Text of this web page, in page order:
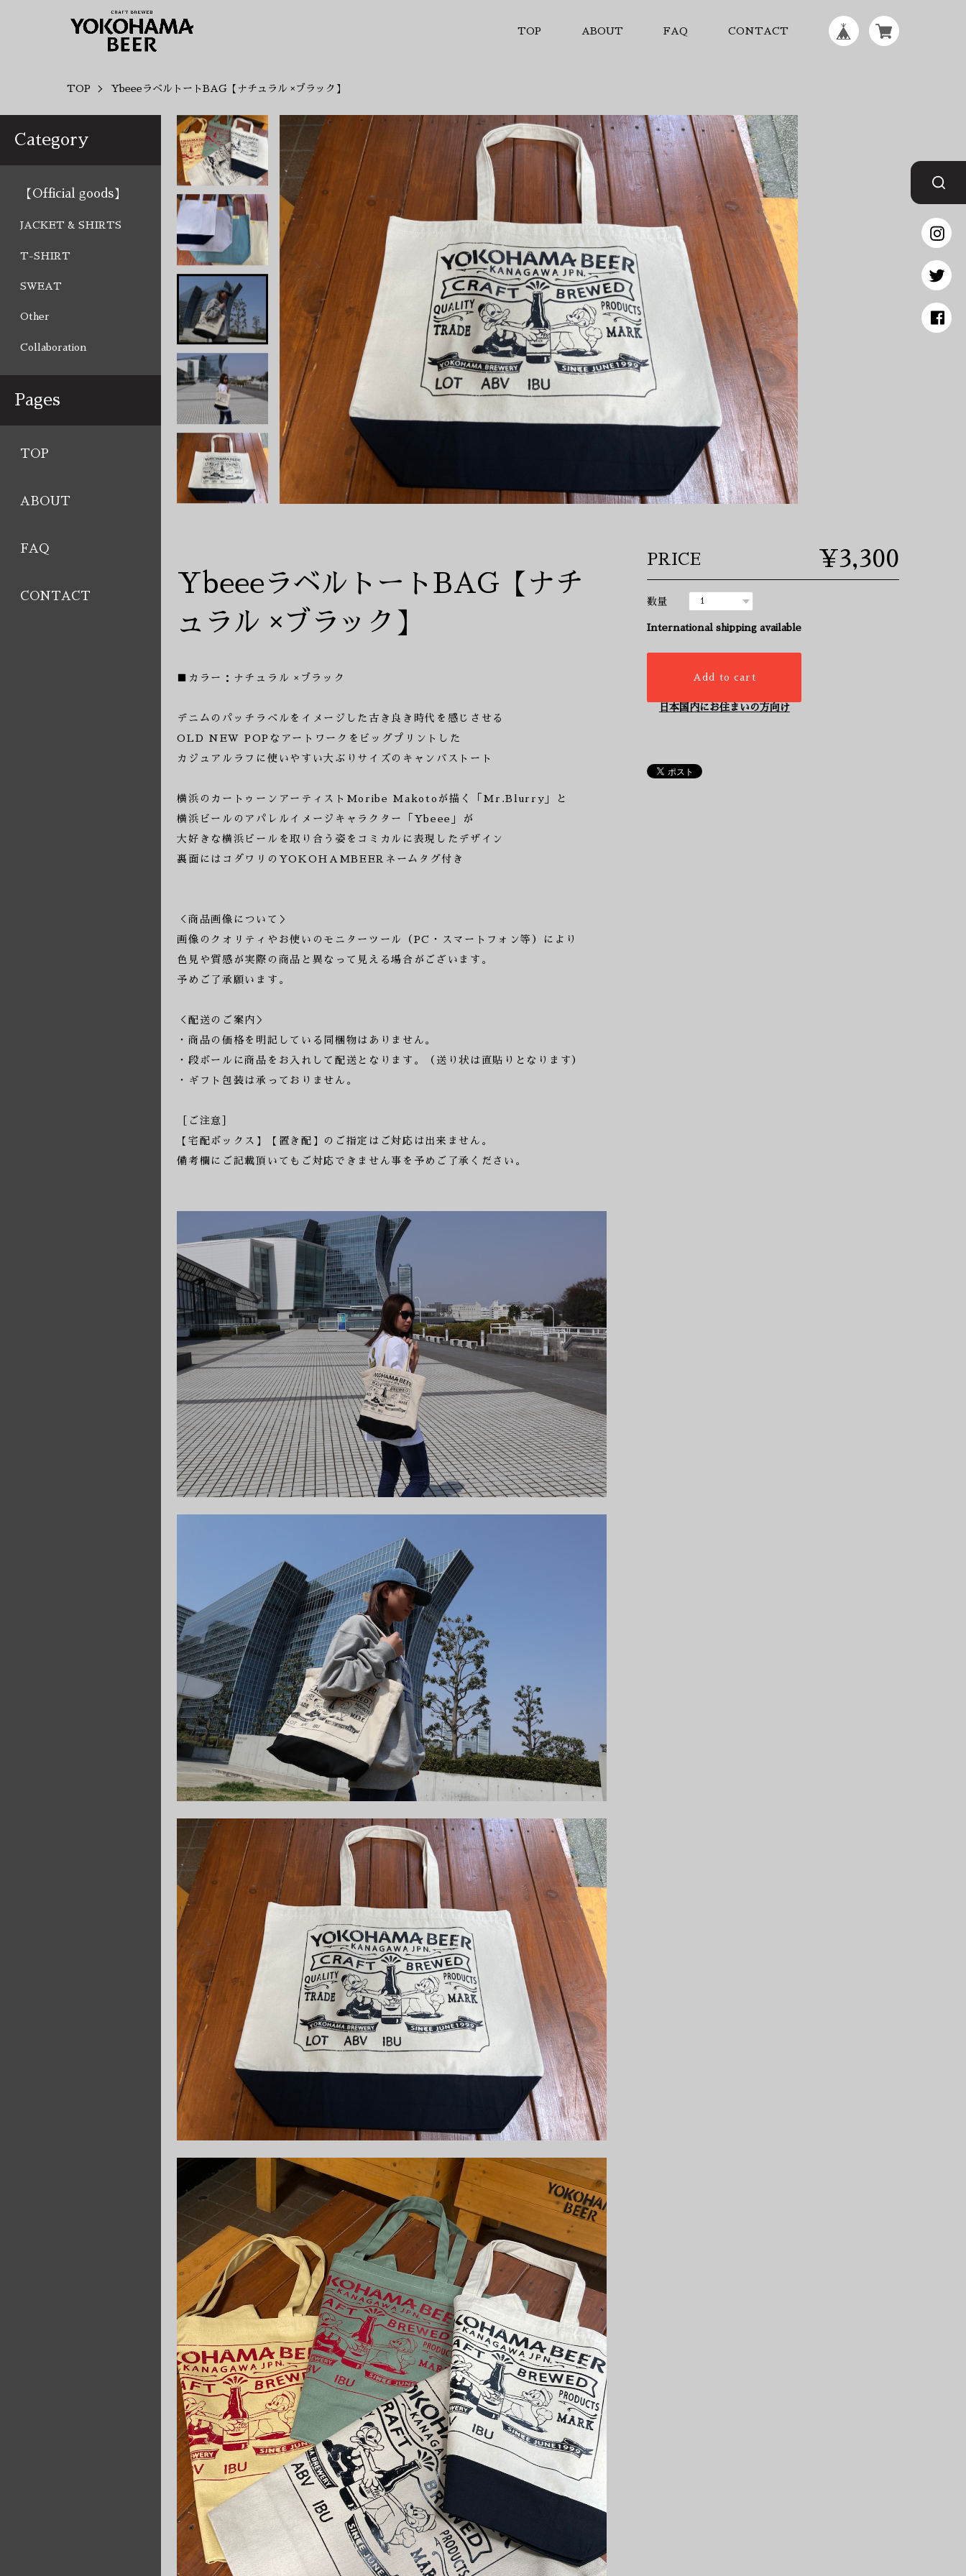
TOP ABOUT FAQ CONTACT
Pages
TOP
ABOUT
FAQ
CONTACT
Category
【Official goods】
JACKET & SHIRTS
T-SHIRT
SWEAT
Other
Collaboration
TOP YbeeeラベルトートBAG【ナチュラル ×ブラック】
YbeeeラベルトートBAG【ナチ
ュラル ×ブラック】
■カラー：ナチュラル ×ブラック
デニムのパッチラベルをイメージした古き良き時代を感じさせる
OLD NEW POPなアートワークをビッグプリントした
カジュアルラフに使いやすい大ぶりサイズのキャンバストート
横浜のカートゥーンアーティストMoribe Makotoが描く「Mr.Blurry」と
横浜ビールのアパレルイメージキャラクター「Ybeee」が
大好きな横浜ビールを取り合う姿をコミカルに表現したデザイン
裏面にはコダワリのYOKOHAMBEERネームタグ付き
＜商品画像について＞
画像のクオリティやお使いのモニターツール（PC・スマートフォン等）により
色見や質感が実際の商品と異なって見える場合がございます。
予めご了承願います。
＜配送のご案内＞
・商品の価格を明記している同梱物はありません。
・段ボールに商品をお入れして配送となります。（送り状は直貼りとなります）
・ギフト包装は承っておりません。
［ご注意］
【宅配ボックス】【置き配】のご指定はご対応は出来ません。
備考欄にご記載頂いてもご対応できません事を予めご了承ください。
PRICE ¥3,300
数量
International shipping available
Add to cart
日本国内にお住まいの方向け